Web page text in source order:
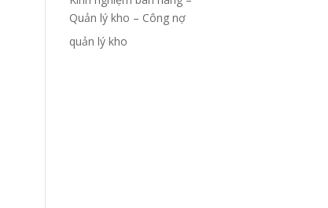
Quản lý kho – Công nợ
quản lý kho